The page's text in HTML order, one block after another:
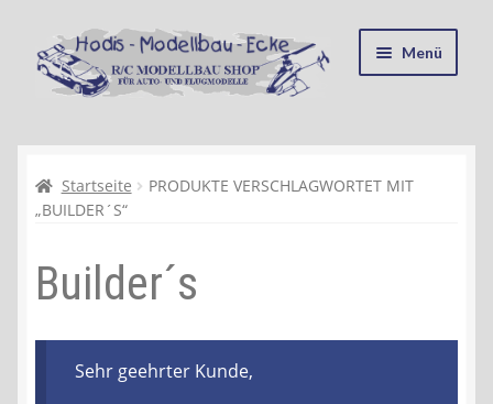
Zur
Navigation
springen
Zum
Inhalt
springen
Menü
Kasse
Recycling, Entsorgung und Umwelt
Shop
Startseite
PRODUKTE VERSCHLAGWORTET MIT
„BUILDER´S“
Builder´s
Sehr geehrter Kunde,